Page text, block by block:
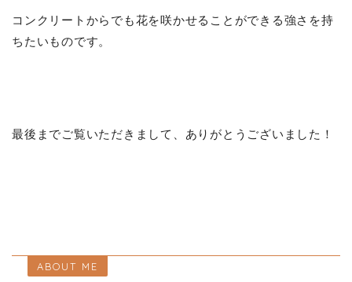
コンクリートからでも花を咲かせることができる強さを持
ちたいものです。
最後までご覧いただきまして、ありがとうございました！
ABOUT ME